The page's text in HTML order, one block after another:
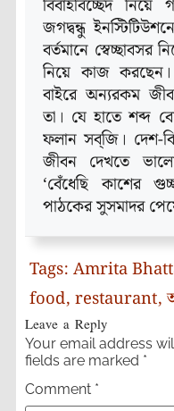
বিবাহবিচ্ছেদ
জগদ্বন্ধু
বর্তমানে স্বেচ্ছাবসর
নিয়ে কাজ করছেন।
বাইরে অন্যরকম
তা। যে হাতে শব্দ
ফলান সব্‌জি। দেশ-
জীবন দেখতে
‘বেঁধেছি কাশের
পাঠকের সুসমাদর
Tags: Amrita
food, restaurant,
Leave a Reply
Your email address
fields are marked *
Comment *